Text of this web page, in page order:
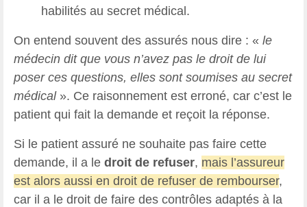
habilités au secret médical.
On entend souvent des assurés nous dire : « le
médecin dit que vous n’avez pas le droit de lui
poser ces questions, elles sont soumises au secret
médical ». Ce raisonnement est erroné, car c’est le
patient qui fait la demande et reçoit la réponse.
Si le patient assuré ne souhaite pas faire cette
demande, il a le droit de refuser, mais l’assureur
est alors aussi en droit de refuser de rembourser,
car il a le droit de faire des contrôles adaptés à la